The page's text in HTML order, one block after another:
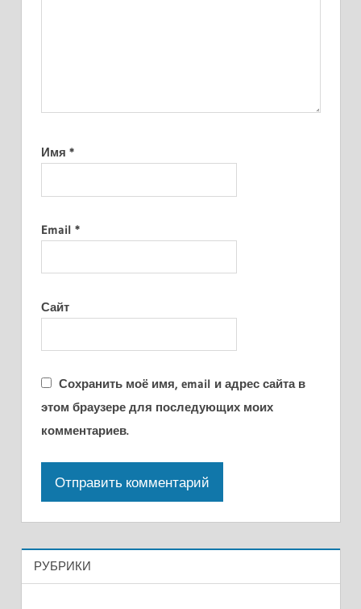
Имя *
Email *
Сайт
Сохранить моё имя, email и адрес сайта в
этом браузере для последующих моих
комментариев.
РУБРИКИ